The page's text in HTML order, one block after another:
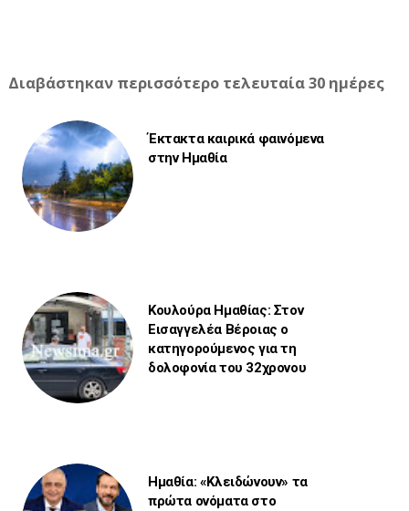
Διαβάστηκαν περισσότερο τελευταία 30 ημέρες
Έκτακτα καιρικά φαινόμενα
στην Ημαθία
Κουλούρα Ημαθίας: Στον
Εισαγγελέα Βέροιας ο
κατηγορούμενος για τη
δολοφονία του 32χρονου
Ημαθία: «Κλειδώνουν» τα
πρώτα ονόματα στο